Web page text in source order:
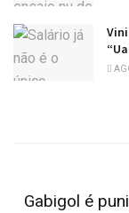
Gabigol é